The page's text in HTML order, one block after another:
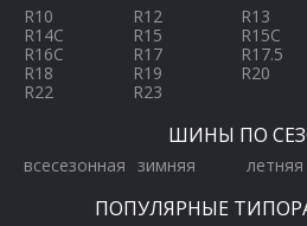
R10 R12 R13
R14C
R15 R15C
R16C
R17 R17.5
R18
R19 R20
R22
R23
ШИНЫ ПО
всесезонная зимняя летняя
ПОПУЛЯРНЫЕ